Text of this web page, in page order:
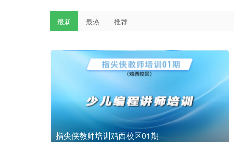
最新 最热 推荐
指尖侠教师培训鸡西校区01期